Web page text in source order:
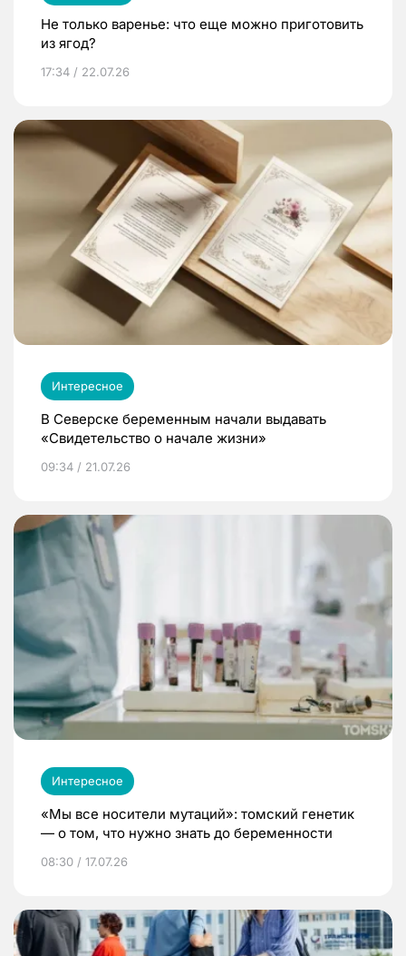
Не только варенье: что еще можно приготовить
из ягод?
17:34 / 22.07.26
Интересное
В Северске беременным начали выдавать
«Свидетельство о начале жизни»
09:34 / 21.07.26
Интересное
«Мы все носители мутаций»: томский генетик
— о том, что нужно знать до беременности
08:30 / 17.07.26